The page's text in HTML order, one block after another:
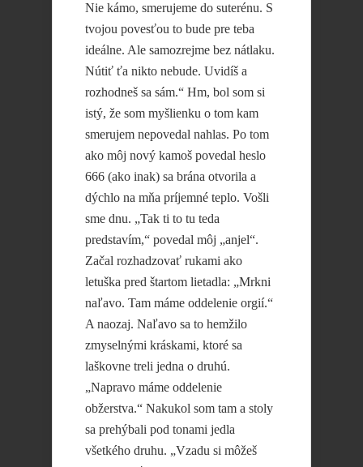
Nie kámo, smerujeme do suterénu. S
tvojou povesťou to bude pre teba
ideálne. Ale samozrejme bez nátlaku.
Nútiť ťa nikto nebude. Uvidíš a
rozhodneš sa sám.“ Hm, bol som si
istý, že som myšlienku o tom kam
smerujem nepovedal nahlas. Po tom
ako môj nový kamoš povedal heslo
666 (ako inak) sa brána otvorila a
dýchlo na mňa príjemné teplo. Vošli
sme dnu. „Tak ti to tu teda
predstavím,“ povedal môj „anjel“.
Začal rozhadzovať rukami ako
letuška pred štartom lietadla: „Mrkni
naľavo. Tam máme oddelenie orgií.“
A naozaj. Naľavo sa to hemžilo
zmyselnými kráskami, ktoré sa
laškovne treli jedna o druhú.
„Napravo máme oddelenie
obžerstva.“ Nakukol som tam a stoly
sa prehýbali pod tonami jedla
všetkého druhu. „Vzadu si môžeš